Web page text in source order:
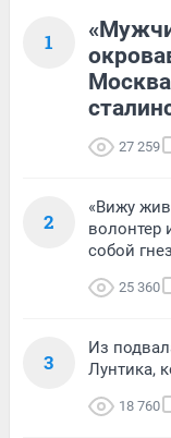
1
27 259
2
«Вижу
волонтер
собой
25 360
3
Из
Лунтика,
18 760